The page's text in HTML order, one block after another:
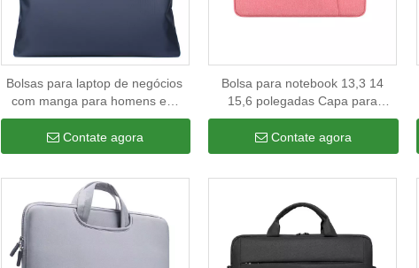
Bolsas para laptop de negócios
com manga para homens em
escritório, uso comercial, logotipo
personalizado, bolsa de feltro
para computador, bolsa tote
Contate agora
Bolsa para notebook 13,3 14
15,6 polegadas Capa para
notebook bolsa para notebook
Contate agora